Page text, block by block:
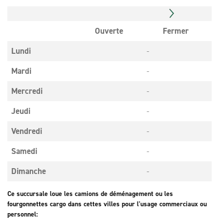
Ouverte
Fermer
Lundi
-
Mardi
-
Mercredi
-
Jeudi
-
Vendredi
-
Samedi
-
Dimanche
-
Ce succursale loue les camions de déménagement ou les
fourgonnettes cargo dans cettes villes pour l'usage commerciaux ou
personnel: